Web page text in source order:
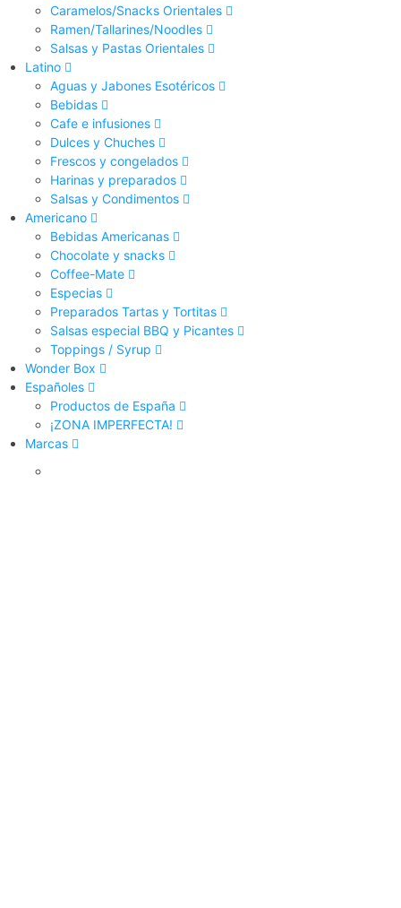
Caramelos/Snacks Orientales
Ramen/Tallarines/Noodles
Salsas y Pastas Orientales
Latino
Aguas y Jabones Esotéricos
Bebidas
Cafe e infusiones
Dulces y Chuches
Frescos y congelados
Harinas y preparados
Salsas y Condimentos
Americano
Bebidas Americanas
Chocolate y snacks
Coffee-Mate
Especias
Preparados Tartas y Tortitas
Salsas especial BBQ y Picantes
Toppings / Syrup
Wonder Box
Españoles
Productos de España
¡ZONA IMPERFECTA!
Marcas